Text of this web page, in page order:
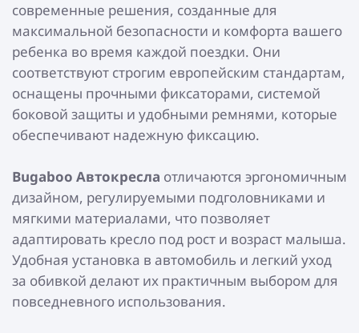
современные решения, созданные для
максимальной безопасности и комфорта вашего
ребенка во время каждой поездки. Они
соответствуют строгим европейским стандартам,
оснащены прочными фиксаторами, системой
боковой защиты и удобными ремнями, которые
обеспечивают надежную фиксацию.
Bugaboo Автокресла отличаются эргономичным
дизайном, регулируемыми подголовниками и
мягкими материалами, что позволяет
адаптировать кресло под рост и возраст малыша.
Удобная установка в автомобиль и легкий уход
за обивкой делают их практичным выбором для
повседневного использования.